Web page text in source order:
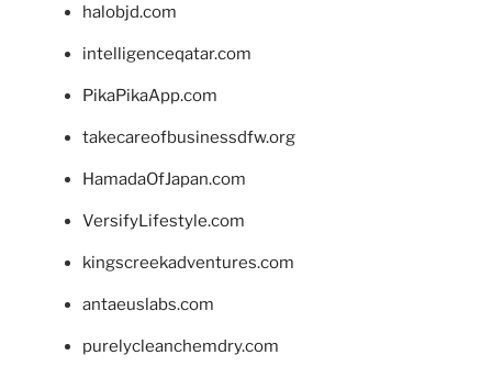
halobjd.com
intelligenceqatar.com
PikaPikaApp.com
takecareofbusinessdfw.org
HamadaOfJapan.com
VersifyLifestyle.com
kingscreekadventures.com
antaeuslabs.com
purelycleanchemdry.com